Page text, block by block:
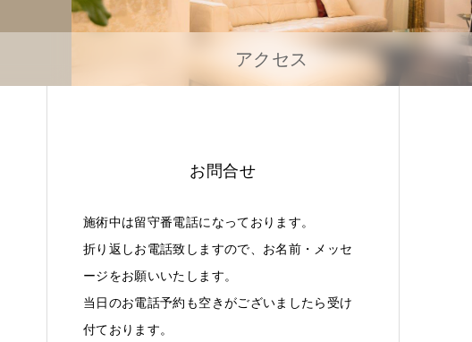
アクセス
お問合せ
施術中は留守番電話になっております。
折り返しお電話致しますので、お名前・メッセ
ージをお願いいたします。
当日のお電話予約も空きがございましたら受け
付ております。